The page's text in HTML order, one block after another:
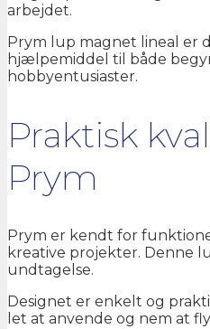
arbejdet.
Prym lup magnet lineal er
hjælpemiddel til både
hobbyentusiaster.
Praktisk
Prym
Prym er kendt for
kreative projekter. Denne
undtagelse.
Designet er enkelt og
let at anvende og nem at